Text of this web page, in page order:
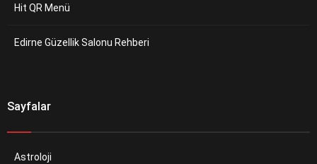
Hit QR Menü
Edirne Güzellik Salonu Rehberi
Sayfalar
Astroloji